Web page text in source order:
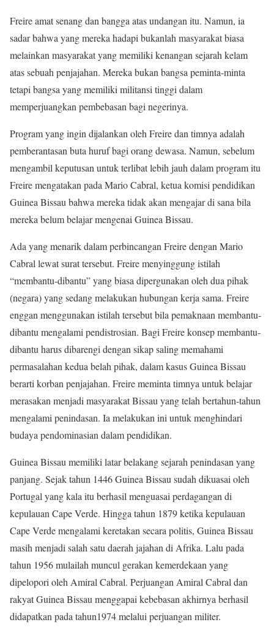
Freire amat senang dan bangga atas undangan itu. Namun, ia
sadar bahwa yang mereka hadapi bukanlah masyarakat biasa
melainkan masyarakat yang memiliki kenangan sejarah kelam
atas sebuah penjajahan. Mereka bukan bangsa peminta-minta
tetapi bangsa yang memiliki militansi tinggi dalam
memperjuangkan pembebasan bagi negerinya.
Program yang ingin dijalankan oleh Freire dan timnya adalah
pemberantasan buta huruf bagi orang dewasa. Namun, sebelum
mengambil keputusan untuk terlibat lebih jauh dalam program itu
Freire mengatakan pada Mario Cabral, ketua komisi pendidikan
Guinea Bissau bahwa mereka tidak akan mengajar di sana bila
mereka belum belajar mengenai Guinea Bissau.
Ada yang menarik dalam perbincangan Freire dengan Mario
Cabral lewat surat tersebut. Freire menyinggung istilah
“membantu-dibantu” yang biasa dipergunakan oleh dua pihak
(negara) yang sedang melakukan hubungan kerja sama. Freire
enggan menggunakan istilah tersebut bila pemaknaan membantu-
dibantu mengalami pendistrosian. Bagi Freire konsep membantu-
dibantu harus dibarengi dengan sikap saling memahami
permasalahan kedua belah pihak, dalam kasus Guinea Bissau
berarti korban penjajahan. Freire meminta timnya untuk belajar
merasakan menjadi masyarakat Bissau yang telah bertahun-tahun
mengalami penindasan. Ia melakukan ini untuk menghindari
budaya pendominasian dalam pendidikan.
Guinea Bissau memiliki latar belakang sejarah penindasan yang
panjang. Sejak tahun 1446 Guinea Bissau sudah dikuasai oleh
Portugal yang kala itu berhasil menguasai perdagangan di
kepulauan Cape Verde. Hingga tahun 1879 ketika kepulauan
Cape Verde mengalami keretakan secara politis, Guinea Bissau
masih menjadi salah satu daerah jajahan di Afrika. Lalu pada
tahun 1956 mulailah muncul gerakan kemerdekaan yang
dipelopori oleh Amiral Cabral. Perjuangan Amiral Cabral dan
rakyat Guinea Bissau menggapai kebebasan akhirnya berhasil
didapatkan pada tahun1974 melalui perjuangan militer.